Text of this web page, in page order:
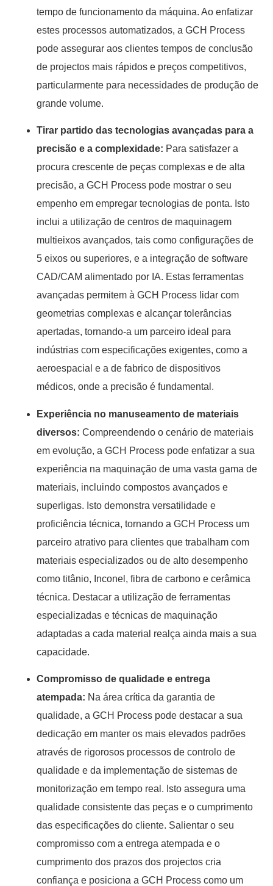
tempo de funcionamento da máquina. Ao enfatizar
estes processos automatizados, a GCH Process
pode assegurar aos clientes tempos de conclusão
de projectos mais rápidos e preços competitivos,
particularmente para necessidades de produção de
grande volume.
Tirar partido das tecnologias avançadas para a
precisão e a complexidade: Para satisfazer a
procura crescente de peças complexas e de alta
precisão, a GCH Process pode mostrar o seu
empenho em empregar tecnologias de ponta. Isto
inclui a utilização de centros de maquinagem
multieixos avançados, tais como configurações de
5 eixos ou superiores, e a integração de software
CAD/CAM alimentado por IA. Estas ferramentas
avançadas permitem à GCH Process lidar com
geometrias complexas e alcançar tolerâncias
apertadas, tornando-a um parceiro ideal para
indústrias com especificações exigentes, como a
aeroespacial e a de fabrico de dispositivos
médicos, onde a precisão é fundamental.
Experiência no manuseamento de materiais
diversos: Compreendendo o cenário de materiais
em evolução, a GCH Process pode enfatizar a sua
experiência na maquinação de uma vasta gama de
materiais, incluindo compostos avançados e
superligas. Isto demonstra versatilidade e
proficiência técnica, tornando a GCH Process um
parceiro atrativo para clientes que trabalham com
materiais especializados ou de alto desempenho
como titânio, Inconel, fibra de carbono e cerâmica
técnica. Destacar a utilização de ferramentas
especializadas e técnicas de maquinação
adaptadas a cada material realça ainda mais a sua
capacidade.
Compromisso de qualidade e entrega
atempada: Na área crítica da garantia de
qualidade, a GCH Process pode destacar a sua
dedicação em manter os mais elevados padrões
através de rigorosos processos de controlo de
qualidade e da implementação de sistemas de
monitorização em tempo real. Isto assegura uma
qualidade consistente das peças e o cumprimento
das especificações do cliente. Salientar o seu
compromisso com a entrega atempada e o
cumprimento dos prazos dos projectos cria
confiança e posiciona a GCH Process como um